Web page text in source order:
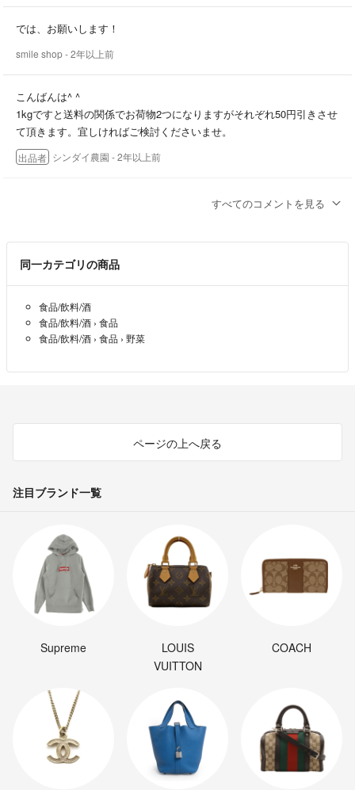
生産 収穫 発送は家族でしているため量が多くなりますと発送までに
以上ご不明な点がございましたら気軽にコメントください。
では、お願いします！
smile shop- 2年以上前
こんばんは^ ^
1kgですと送料の関係でお荷物2つになりますがそれぞれ50円引きさせ
て頂きます。宜しければご検討くださいませ。
出品者 シンダイ農園 - 2年以上前
すいません、1kgを購入したいですが、少し安くしてもらえますか
すべてのコメントを見る
同一カテゴリの商品
食品/飲料/酒
食品/飲料/酒 › 食品
食品/飲料/酒 › 食品 › 野菜
ページの上へ戻る
注目ブランド一覧
Supreme
LOUIS
VUITTON
COACH